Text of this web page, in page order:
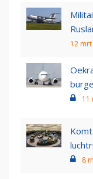
12
11
8